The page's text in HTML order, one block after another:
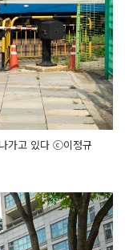
가고 있다 ⓒ이정규